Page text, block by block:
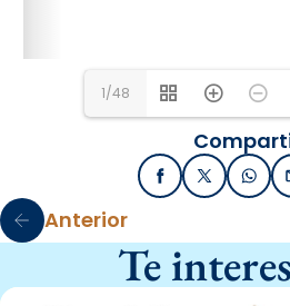
1/48
FacebookX / Twitter
Anterior
Te